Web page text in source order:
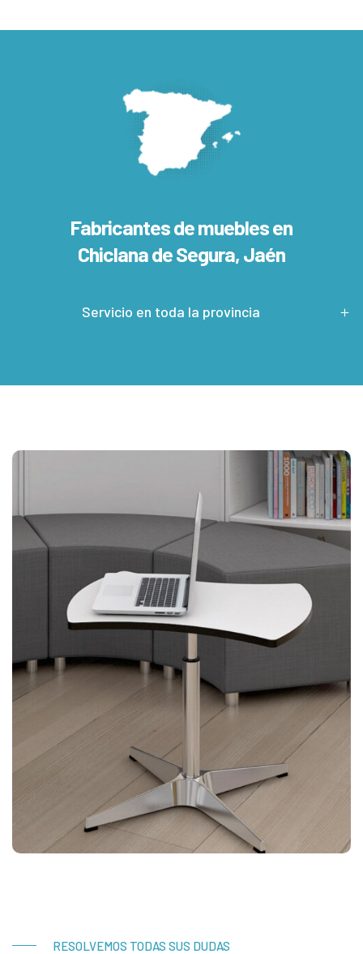
Fabricantes de muebles en
Chiclana de Segura, Jaén
Servicio en toda la provincia
RESOLVEMOS TODAS SUS DUDAS